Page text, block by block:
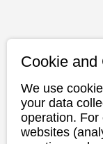
Cookie and
We use
your data
operation. For
websites